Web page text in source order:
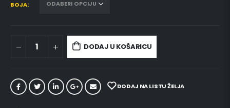
BOJA
DODAJ U KOŠARICU
DODAJ NA LISTU ŽELJA